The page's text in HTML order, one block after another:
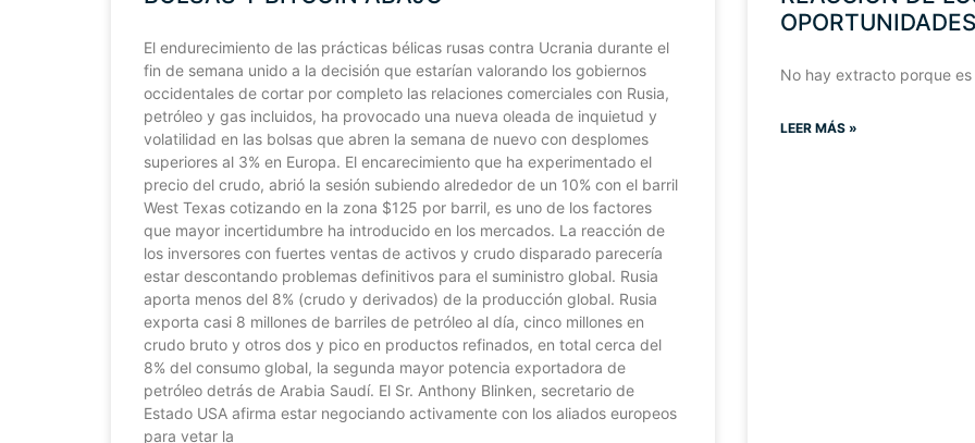
El endurecimiento de las prácticas bélicas rusas contra Ucrania durante el
fin de semana unido a la decisión que estarían valorando los gobiernos
occidentales de cortar por completo las relaciones comerciales con Rusia,
petróleo y gas incluidos, ha provocado una nueva oleada de inquietud y
volatilidad en las bolsas que abren la semana de nuevo con desplomes
superiores al 3% en Europa. El encarecimiento que ha experimentado el
precio del crudo, abrió la sesión subiendo alrededor de un 10% con el barril
West Texas cotizando en la zona $125 por barril, es uno de los factores
que mayor incertidumbre ha introducido en los mercados. La reacción de
los inversores con fuertes ventas de activos y crudo disparado parecería
estar descontando problemas definitivos para el suministro global. Rusia
aporta menos del 8% (crudo y derivados) de la producción global. Rusia
exporta casi 8 millones de barriles de petróleo al día, cinco millones en
crudo bruto y otros dos y pico en productos refinados, en total cerca del
8% del consumo global, la segunda mayor potencia exportadora de
petróleo detrás de Arabia Saudí. El Sr. Anthony Blinken, secretario de
Estado USA afirma estar negociando activamente con los aliados europeos
para vetar la
OPORTUNIDADES
No hay extracto porque
LEER MÁS »